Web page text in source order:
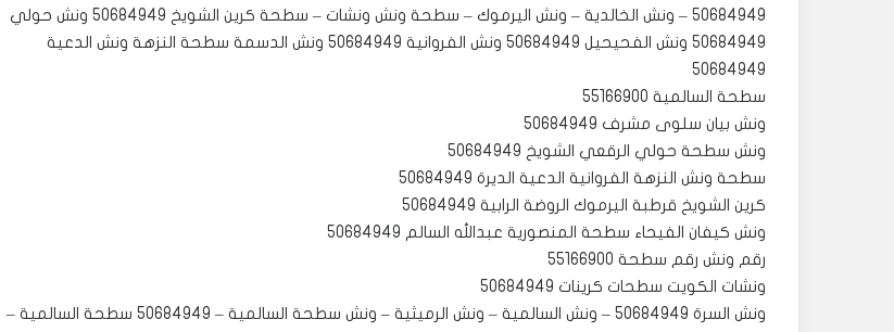
50684949 – ونش الخالدية – ونش اليرموك – سطحة ونش ونشات – سطحة كرين الشويخ 50684949 ونش حولي
50684949 ونش الفحيحيل 50684949 ونش الفروانية 50684949 ونش الدسمة سطحة النزهة ونش الدعية
50684949
سطحة السالمية 55166900
رقم ونش رقم سطحة 55166900
‏‎ونش السرة 50684949 – ونش السالمية – ونش الرميثية – ونش سطحة السالمية – 50684949 سطحة السالمية –